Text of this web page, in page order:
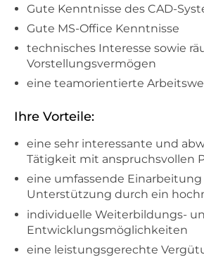
Gute Kenntnisse des CAD-
Gute MS-Office Kenntnisse
technisches Interesse sowie
Vorstellungsvermögen
eine teamorientierte
Ihre Vorteile:
eine sehr interessante und
Tätigkeit mit anspruchsvollen
eine umfassende Einarbeitung
Unterstützung durch ein
individuelle Weiterbildungs-
Entwicklungsmöglichkeiten
eine leistungsgerechte